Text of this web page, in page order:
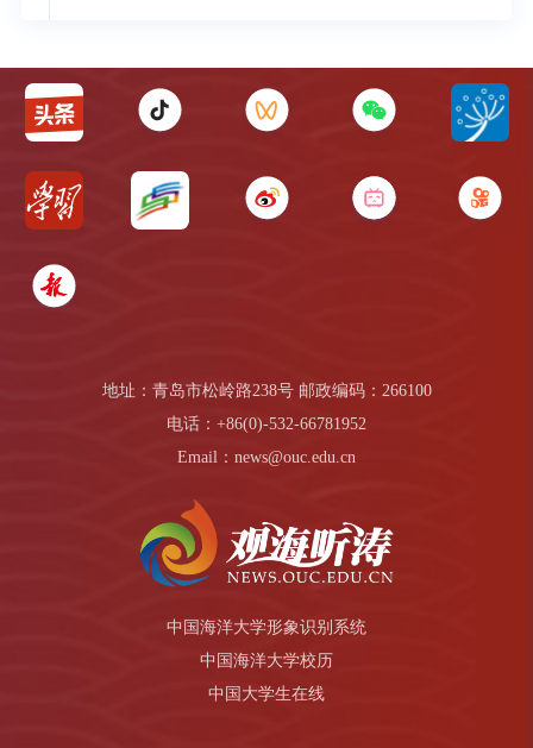
地址：青岛市松岭路238号 邮政编码：266100
电话：+86(0)-532-66781952
Email：news@ouc.edu.cn
中国海洋大学形象识别系统
中国海洋大学校历
中国大学生在线